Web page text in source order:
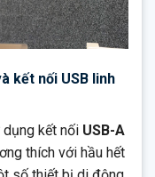
kết nối USB linh
kết nối USB-A
thích với hầu hết